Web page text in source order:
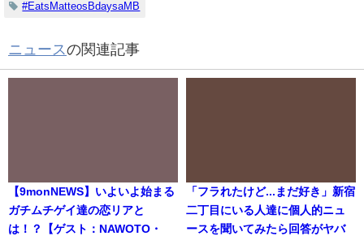
#EatsMatteosBdaysaMB
ニュースの関連記事
【9monNEWS】いよいよ始まる
ガチムチゲイ達の恋リアと
は！？【ゲスト：NAWOTO・
「フラれたけど...まだ好き」新宿
二丁目にいる人達に個人的ニュ
ースを聞いてみたら回答がヤバ